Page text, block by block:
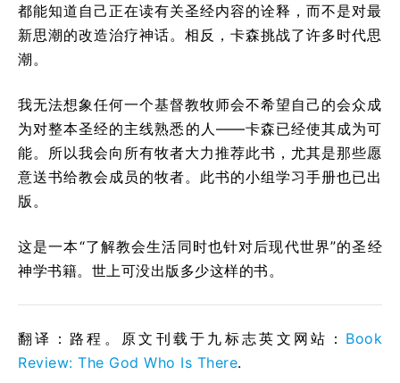
都能知道自己正在读有关圣经内容的诠释，而不是对最
新思潮的改造治疗神话。相反，卡森挑战了许多时代思
潮。
我无法想象任何一个基督教牧师会不希望自己的会众成
为对整本圣经的主线熟悉的人——卡森已经使其成为可
能。所以我会向所有牧者大力推荐此书，尤其是那些愿
意送书给教会成员的牧者。此书的小组学习手册也已出
版。
这是一本“了解教会生活同时也针对后现代世界”的圣经
神学书籍。世上可没出版多少这样的书。
翻译：路程。原文刊载于九标志英文网站： Book
Review: The God Who Is There.